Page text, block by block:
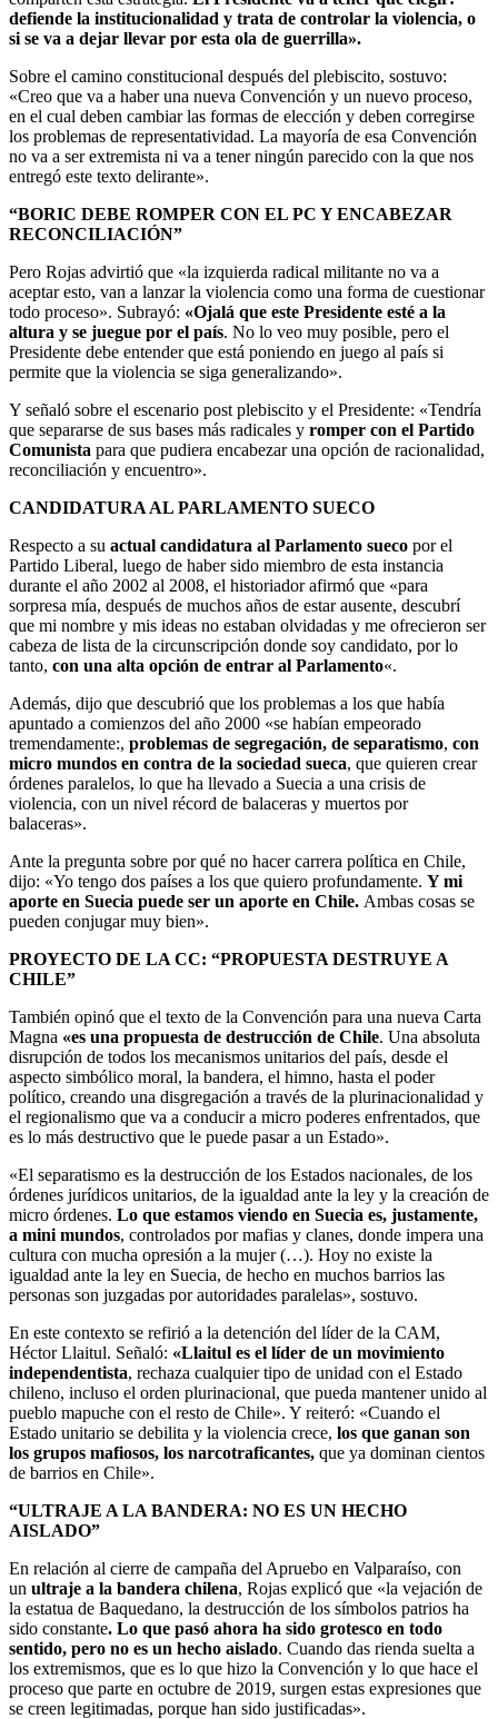
defiende la institucionalidad y trata de controlar la violencia, o
si se va a dejar llevar por esta ola de guerrilla».
Sobre el camino constitucional después del plebiscito, sostuvo:
«Creo que va a haber una nueva Convención y un nuevo proceso,
en el cual deben cambiar las formas de elección y deben corregirse
los problemas de representatividad. La mayoría de esa Convención
no va a ser extremista ni va a tener ningún parecido con la que nos
entregó este texto delirante».
“BORIC DEBE ROMPER CON EL PC Y ENCABEZAR
RECONCILIACIÓN”
Pero Rojas advirtió que «la izquierda radical militante no va a
aceptar esto, van a lanzar la violencia como una forma de cuestionar
todo proceso». Subrayó: «Ojalá que este Presidente esté a la
altura y se juegue por el país. No lo veo muy posible, pero el
Presidente debe entender que está poniendo en juego al país si
permite que la violencia se siga generalizando».
Y señaló sobre el escenario post plebiscito y el Presidente: «Tendría
que separarse de sus bases más radicales y romper con el Partido
Comunista para que pudiera encabezar una opción de racionalidad,
reconciliación y encuentro».
CANDIDATURA AL PARLAMENTO SUECO
Respecto a su actual candidatura al Parlamento sueco por el
Partido Liberal, luego de haber sido miembro de esta instancia
durante el año 2002 al 2008, el historiador afirmó que «para
sorpresa mía, después de muchos años de estar ausente, descubrí
que mi nombre y mis ideas no estaban olvidadas y me ofrecieron ser
cabeza de lista de la circunscripción donde soy candidato, por lo
tanto, con una alta opción de entrar al Parlamento«.
Además, dijo que descubrió que los problemas a los que había
apuntado a comienzos del año 2000 «se habían empeorado
tremendamente:, problemas de segregación, de separatismo, con
micro mundos en contra de la sociedad sueca, que quieren crear
órdenes paralelos, lo que ha llevado a Suecia a una crisis de
violencia, con un nivel récord de balaceras y muertos por
balaceras».
Ante la pregunta sobre por qué no hacer carrera política en Chile,
dijo: «Yo tengo dos países a los que quiero profundamente. Y mi
aporte en Suecia puede ser un aporte en Chile. Ambas cosas se
pueden conjugar muy bien».
PROYECTO DE LA CC: “PROPUESTA DESTRUYE A
CHILE”
También opinó que el texto de la Convención para una nueva Carta
Magna «es una propuesta de destrucción de Chile. Una absoluta
disrupción de todos los mecanismos unitarios del país, desde el
aspecto simbólico moral, la bandera, el himno, hasta el poder
político, creando una disgregación a través de la plurinacionalidad y
el regionalismo que va a conducir a micro poderes enfrentados, que
es lo más destructivo que le puede pasar a un Estado».
«El separatismo es la destrucción de los Estados nacionales, de los
órdenes jurídicos unitarios, de la igualdad ante la ley y la creación de
micro órdenes. Lo que estamos viendo en Suecia es, justamente,
a mini mundos, controlados por mafias y clanes, donde impera una
cultura con mucha opresión a la mujer (…). Hoy no existe la
igualdad ante la ley en Suecia, de hecho en muchos barrios las
personas son juzgadas por autoridades paralelas», sostuvo.
En este contexto se refirió a la detención del líder de la CAM,
Héctor Llaitul. Señaló: «Llaitul es el líder de un movimiento
independentista, rechaza cualquier tipo de unidad con el Estado
chileno, incluso el orden plurinacional, que pueda mantener unido al
pueblo mapuche con el resto de Chile». Y reiteró: «Cuando el
Estado unitario se debilita y la violencia crece, los que ganan son
los grupos mafiosos, los narcotraficantes, que ya dominan cientos
de barrios en Chile».
“ULTRAJE A LA BANDERA: NO ES UN HECHO
AISLADO”
En relación al cierre de campaña del Apruebo en Valparaíso, con
un ultraje a la bandera chilena, Rojas explicó que «la vejación de
la estatua de Baquedano, la destrucción de los símbolos patrios ha
sido constante. Lo que pasó ahora ha sido grotesco en todo
sentido, pero no es un hecho aislado. Cuando das rienda suelta a
los extremismos, que es lo que hizo la Convención y lo que hace el
proceso que parte en octubre de 2019, surgen estas expresiones que
se creen legitimadas, porque han sido justificadas».